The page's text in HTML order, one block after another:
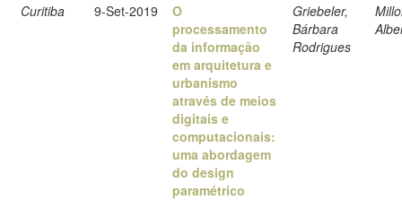
Curitiba 9-Set-2019
O
processamento
da informação
em arquitetura e
urbanismo
através de meios
digitais e
computacionais:
uma abordagem
do design
paramétrico
Griebeler,
Bárbara
Rodrigues